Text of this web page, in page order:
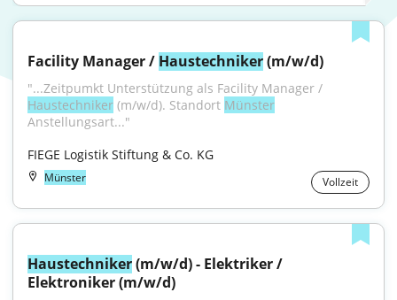
Facility Manager / Haustechniker (m/w/d)
Haustechniker (m/w/d). Standort Münster
Anstellungsart..."
FIEGE Logistik Stiftung & Co. KG
Münster Vollzeit
Haustechniker (m/w/d) - Elektriker /
Elektroniker (m/w/d)